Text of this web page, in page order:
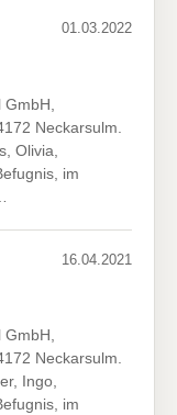
01.03.2022
Neckarsulm.
Olivia,
im
16.04.2021
Neckarsulm.
Ingo,
im